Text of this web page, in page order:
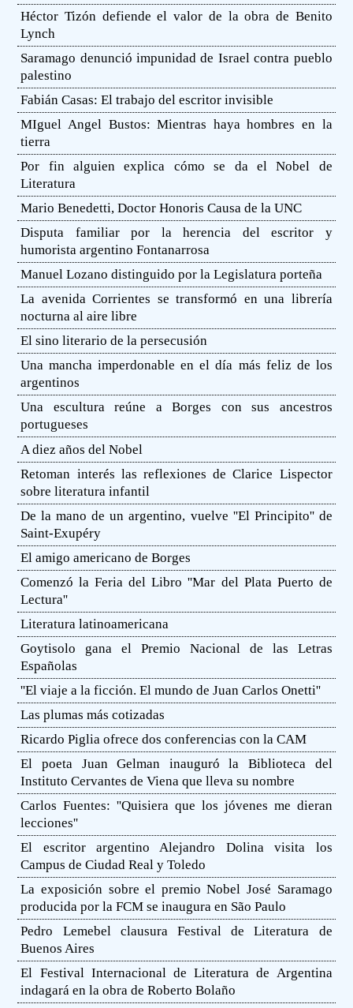
Héctor Tizón defiende el valor de la obra de Benito
Lynch
Saramago denunció impunidad de Israel contra pueblo
palestino
Fabián Casas: El trabajo del escritor invisible
MIguel Angel Bustos: Mientras haya hombres en la
tierra
Por fin alguien explica cómo se da el Nobel de
Literatura
Mario Benedetti, Doctor Honoris Causa de la UNC
Disputa familiar por la herencia del escritor y
humorista argentino Fontanarrosa
Manuel Lozano distinguido por la Legislatura porteña
La avenida Corrientes se transformó en una librería
nocturna al aire libre
El sino literario de la persecusión
Una mancha imperdonable en el día más feliz de los
argentinos
Una escultura reúne a Borges con sus ancestros
portugueses
A diez años del Nobel
Retoman interés las reflexiones de Clarice Lispector
sobre literatura infantil
De la mano de un argentino, vuelve ''El Principito'' de
Saint-Exupéry
El amigo americano de Borges
Comenzó la Feria del Libro ''Mar del Plata Puerto de
Lectura''
Literatura latinoamericana
Goytisolo gana el Premio Nacional de las Letras
Españolas
''El viaje a la ficción. El mundo de Juan Carlos Onetti''
Las plumas más cotizadas
Ricardo Piglia ofrece dos conferencias con la CAM
El poeta Juan Gelman inauguró la Biblioteca del
Instituto Cervantes de Viena que lleva su nombre
Carlos Fuentes: ''Quisiera que los jóvenes me dieran
lecciones''
El escritor argentino Alejandro Dolina visita los
Campus de Ciudad Real y Toledo
La exposición sobre el premio Nobel José Saramago
producida por la FCM se inaugura en São Paulo
Pedro Lemebel clausura Festival de Literatura de
Buenos Aires
El Festival Internacional de Literatura de Argentina
indagará en la obra de Roberto Bolaño